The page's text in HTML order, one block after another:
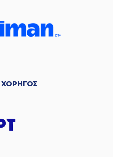
ΧΟΡΗΓΟΣ